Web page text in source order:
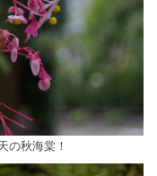
の秋海棠！